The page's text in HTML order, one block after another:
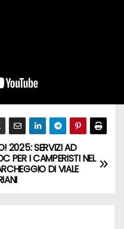
2025: SERVIZI AD
PER I CAMPERISTI NEL
DI VIALE